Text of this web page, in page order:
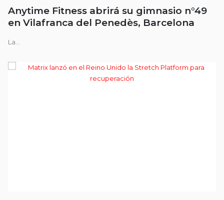
Anytime Fitness abrirá su gimnasio n°49
en Vilafranca del Penedès, Barcelona
La...